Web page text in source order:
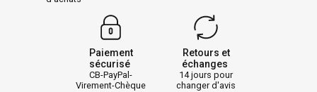
Paiement
sécurisé
CB-PayPal-
Virement-Chèque
Retours et
échanges
14 jours pour
changer d'avis